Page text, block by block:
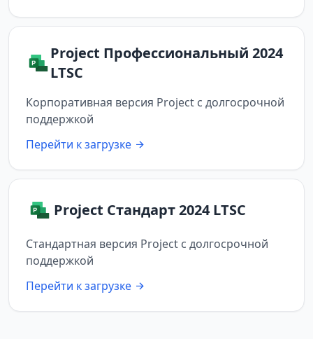
Project Профессиональный 2024
LTSC
Корпоративная версия Project с долгосрочной
поддержкой
Перейти к загрузке
Project Стандарт 2024 LTSC
Стандартная версия Project с долгосрочной
поддержкой
Перейти к загрузке